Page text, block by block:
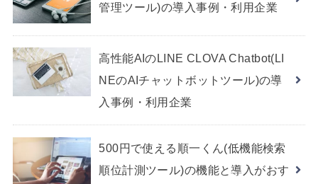
管理ツール)の導入事例・利用企業
高性能AIのLINE CLOVA Chatbot(LI
NEのAIチャットボットツール)の導
入事例・利用企業
500円で使える順一くん(低機能検索
順位計測ツール)の機能と導入がおす